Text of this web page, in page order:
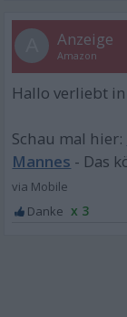
Mannes
x 3